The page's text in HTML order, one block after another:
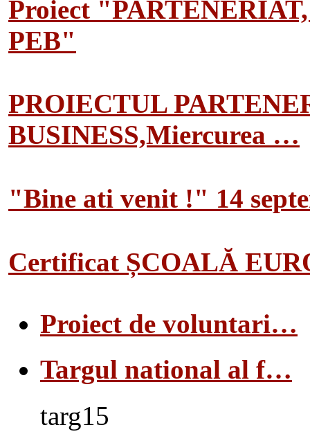
Proiect
PEB"
PROIECTUL
BUSINESS,Miercurea …
"Bine ati venit !" 14
Certificat ȘCOALĂ
Proiect de voluntari…
Targul national al f…
targ15